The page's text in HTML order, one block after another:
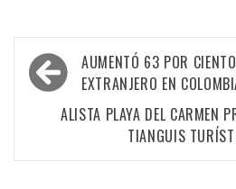
Navegación
de
entradas
AUMENTÓ 63 POR
EXTRANJERO EN
ALISTA PLAYA DEL CARMEN
TIANGUIS